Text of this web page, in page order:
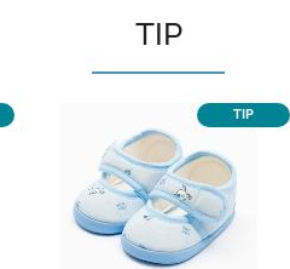
TIP
TIP